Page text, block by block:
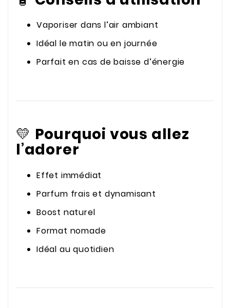
Vaporiser dans l’air ambiant
Idéal le matin ou en journée
Parfait en cas de baisse d’énergie
💛 Pourquoi vous allez
l’adorer
Effet immédiat
Parfum frais et dynamisant
Boost naturel
Format nomade
Idéal au quotidien